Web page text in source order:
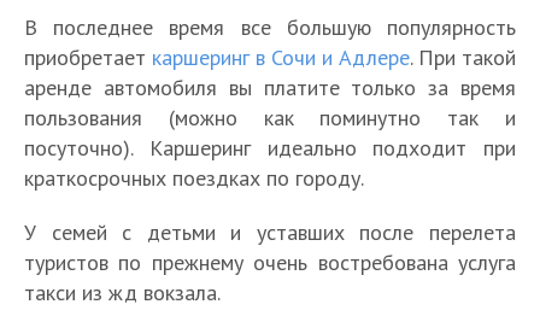
В последнее время все большую популярность
приобретает каршеринг в Сочи и Адлере. При такой
аренде автомобиля вы платите только за время
пользования (можно как поминутно так и
посуточно). Каршеринг идеально подходит при
краткосрочных поездках по городу.
У семей с детьми и уставших после перелета
туристов по прежнему очень востребована услуга
такси из жд вокзала.